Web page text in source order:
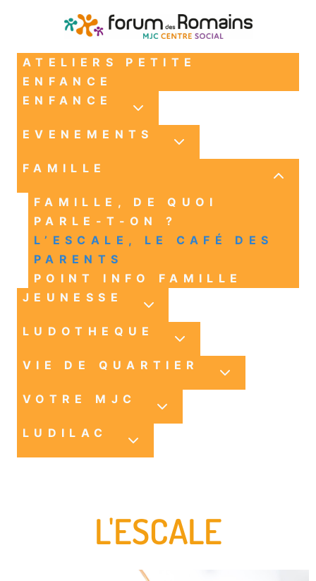
ATELIERS PETITE
ENFANCE
ENFANCE
EVENEMENTS
FAMILLE
FAMILLE, DE QUOI
PARLE-T-ON ?
L’ESCALE, LE CAFÉ DES
PARENTS
POINT INFO FAMILLE
JEUNESSE
LUDOTHEQUE
VIE DE QUARTIER
VOTRE MJC
LUDILAC
L'ESCALE